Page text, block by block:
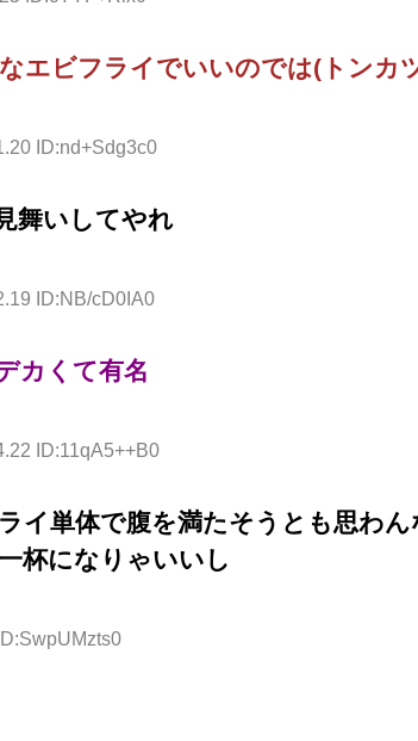
エビフライでいいのでは(トンカ
ID:nd+Sdg3c0
舞いしてやれ
ID:NB/cD0IA0
カくて有名
ID:11qA5++B0
イ単体で腹を満たそうとも思わん
杯になりゃいいし